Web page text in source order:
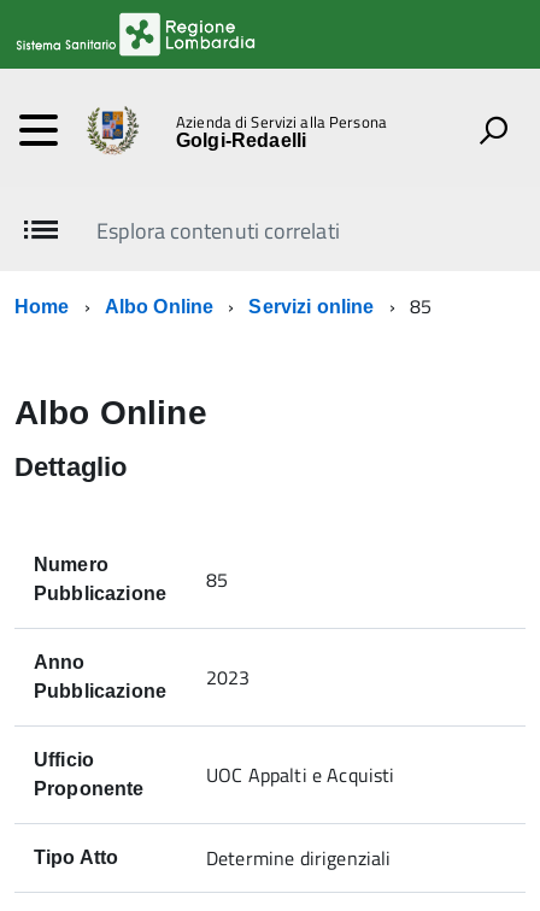
Azienda di Servizi alla Persona
Golgi-Redaelli
Esplora contenuti correlati
Home Albo Online Servizi online 85
Albo Online
Dettaglio
Numero
Pubblicazione
85
Anno
Pubblicazione
2023
Ufficio
Proponente
UOC Appalti e Acquisti
Tipo Atto Determine dirigenziali